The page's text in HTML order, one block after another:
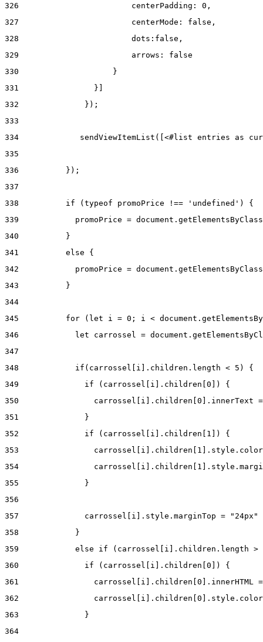
326
                        centerPadding: 0,
327
                        centerMode: false,
328
                        dots:false,
329
                        arrows: false
330
                    }
331
                }]
332
              });
333
334
sendViewItemList([<#list entries as
335
336
          });
337
338
          if (typeof promoPrice !== 'undefined') {
339
promoPrice =
340
          }
341
          else {
342
promoPrice =
343
          }
344
345
for (let i = 0; i <
346
let carrossel =
347
348
            if(carrossel[i].children.length < 5) {
349
              if (carrossel[i].children[0]) {
350
carrossel[i].children[0].innerText
351
              }
352
              if (carrossel[i].children[1]) {
353
354
355
              }
356
357
              carrossel[i].style.marginTop = "24px"
358
            }
359
else if (carrossel[i].children.length
360
              if (carrossel[i].children[0]) {
361
carrossel[i].children[0].innerHTML
362
363
              }
364